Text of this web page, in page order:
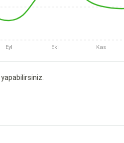
Eyl Eki Kas